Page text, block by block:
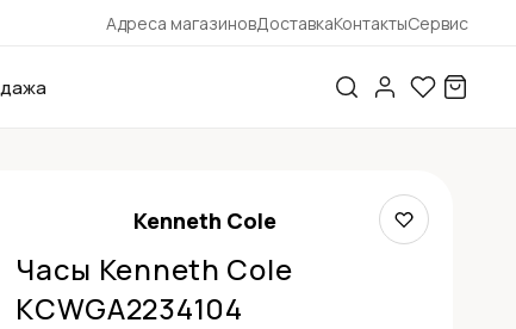
Адреса магазиновДоставкаКонтактыСервис
Kenneth Cole
Часы Kenneth Cole
KCWGA2234104